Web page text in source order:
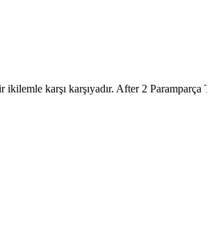
karşı karşıyadır. After 2 Paramparça